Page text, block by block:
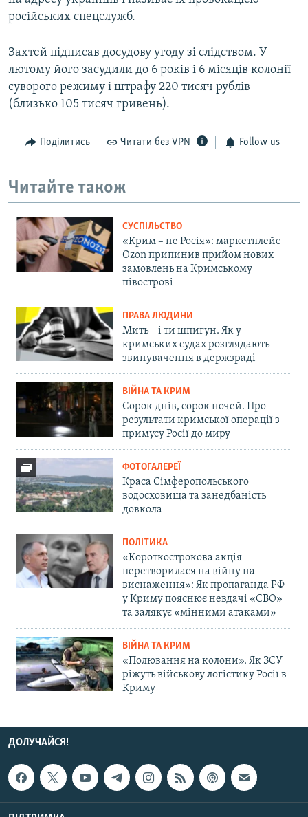
російських спецслужб.
Захтей підписав досудову угоду зі слідством. У
лютому його засудили до 6 років і 6 місяців колонії
суворого режиму і штрафу 220 тисяч рублів
(близько 105 тисяч гривень).
Поділитись Читати без VPN Follow us
Читайте також
СУСПІЛЬСТВО
«Крим – не Росія»: маркетплейс
Ozon припинив прийом нових
замовлень на Кримському
півострові
ПРАВА ЛЮДИНИ
Мить – і ти шпигун. Як у
кримських судах розглядають
звинувачення в держзраді
ВІЙНА ТА КРИМ
Сорок днів, сорок ночей. Про
результати кримської операції з
примусу Росії до миру
ФОТОГАЛЕРЕЇ
Краса Сімферопольського
водосховища та занедбаність
довкола
ПОЛІТИКА
«Короткострокова акція
перетворилася на війну на
виснаження»: Як пропаганда РФ
у Криму пояснює невдачі «СВО»
та залякує «мінними атаками»
ВІЙНА ТА КРИМ
«Полювання на колони». Як ЗСУ
ріжуть військову логістику Росії в
Криму
ДОЛУЧАЙСЯ!